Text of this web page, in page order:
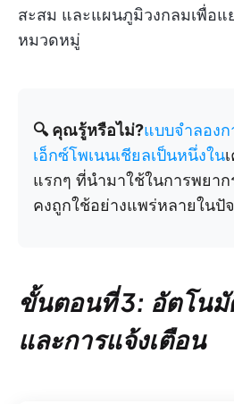
สะสม และแผนภูมิวงกลมเพื่อ
หมวดหมู่
🔍 คุณรู้หรือไม่?แบบจำลอง
เอ็กซ์โพเนนเชียลเป็นหนึ่งใน
แรกๆ ที่นำมาใช้ในการพยา
คงถูกใช้อย่างแพร่หลายในปั
ขั้นตอนที่ 3: อัตโนมั
และการแจ้งเตือน